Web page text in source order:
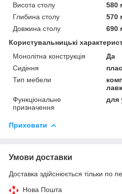
Висота столу
580
Глибина столу
570
Довжина столу
690
Користувальницькі
Монолітна конструкція
Да
Сидіння
Тип мебели
Функціональне
призначення
для
Приховати
Умови доставки
Доставка здійснюється тільки по
Нова Пошта